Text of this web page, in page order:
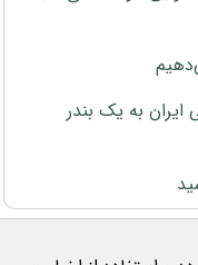
ایران به یک بندر